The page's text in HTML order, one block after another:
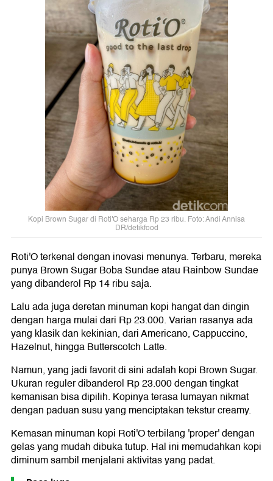
Kopi Brown Sugar di Roti'O seharga Rp 23 ribu. Foto: Andi Annisa
DR/detikfood
Roti'O terkenal dengan inovasi menunya. Terbaru, mereka
punya Brown Sugar Boba Sundae atau Rainbow Sundae
yang dibanderol Rp 14 ribu saja.
Lalu ada juga deretan minuman kopi hangat dan dingin
dengan harga mulai dari Rp 23.000. Varian rasanya ada
yang klasik dan kekinian, dari Americano, Cappuccino,
Hazelnut, hingga Butterscotch Latte.
Namun, yang jadi favorit di sini adalah kopi Brown Sugar.
Ukuran reguler dibanderol Rp 23.000 dengan tingkat
kemanisan bisa dipilih. Kopinya terasa lumayan nikmat
dengan paduan susu yang menciptakan tekstur creamy.
Kemasan minuman kopi Roti'O terbilang 'proper' dengan
gelas yang mudah dibuka tutup. Hal ini memudahkan kopi
diminum sambil menjalani aktivitas yang padat.